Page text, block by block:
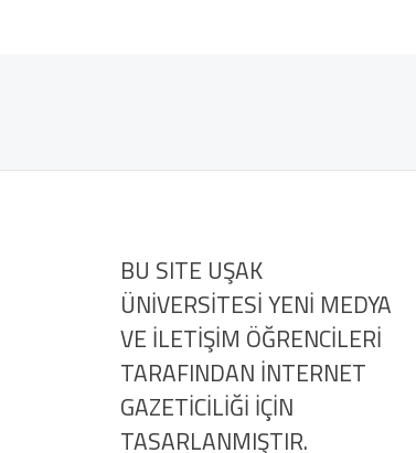
BU SITE UŞAK
ÜNİVERSİTESİ YENİ MEDYA
VE İLETİŞİM ÖĞRENCİLERİ
TARAFINDAN İNTERNET
GAZETİCİLİĞİ İÇİN
TASARLANMIŞTIR.